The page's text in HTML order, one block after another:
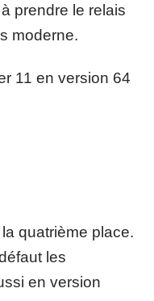
prendre le relais
moderne.
11 en version 64
quatrième place.
les
en version